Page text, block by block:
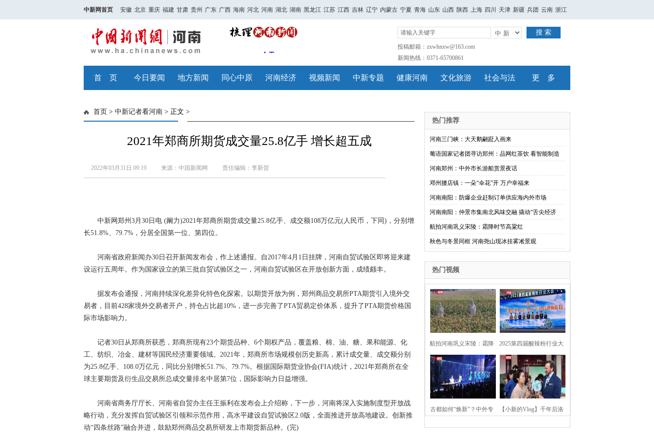
中新网首页 安徽 北京 重庆 福建 甘肃 贵州 广东 广西 海南 河北 河南 湖北 湖南 黑龙江 江苏 江西 吉林 辽宁 内蒙古 宁夏 青海 山东 山西 陕西 上海 四川 天津 新疆 兵团 云南 浙江
搜 索
投稿邮箱：zxwhnxw@163.com
新闻热线：0371-65700861
首 页 今日要闻 地方新闻 同心中原 河南经济 视频新闻 中新专题 健康河南 文化旅游 社会与法 更 多
首页 > 中新记者看河南 > 正文 >
2021年郑商所期货成交量25.8亿手 增长超五成
2022年03月31日 09:19 来源：中国新闻网 责任编辑：李新贺
中新网郑州3月30日电 (阚力)2021年郑商所期货成交量25.8亿手、成交额108万亿元(人民币，下同)，分别增
长51.8%、79.7%，分居全国第一位、第四位。
河南省政府新闻办30日召开新闻发布会，作上述通报。自2017年4月1日挂牌，河南自贸试验区即将迎来建
设运行五周年。作为国家设立的第三批自贸试验区之一，河南自贸试验区在开放创新方面，成绩颇丰。
据发布会通报，河南持续深化差异化特色化探索。以期货开放为例，郑州商品交易所PTA期货引入境外交
易者，目前428家境外交易者开户，持仓占比超10%，进一步完善了PTA贸易定价体系，提升了PTA期货价格国
际市场影响力。
记者30日从郑商所获悉，郑商所现有23个期货品种、6个期权产品，覆盖粮、棉、油、糖、果和能源、化
工、纺织、冶金、建材等国民经济重要领域。2021年，郑商所市场规模创历史新高，累计成交量、成交额分别
为25.8亿手、108.0万亿元，同比分别增长51.7%、79.7%。根据国际期货业协会(FIA)统计，2021年郑商所在全
球主要期货及衍生品交易所总成交量排名中居第7位，国际影响力日益增强。
河南省商务厅厅长、河南省自贸办主任王振利在发布会上介绍称，下一步，河南将深入实施制度型开放战
略行动，充分发挥自贸试验区引领和示范作用，高水平建设自贸试验区2.0版，全面推进开放高地建设。创新推
动“四条丝路”融合并进，鼓励郑州商品交易所研发上市期货新品种。(完)
热门推荐
河南三门峡：大天鹅翩跹入画来
葡语国家记者团寻访郑州：品网红茶饮 看智能制造
河南郑州：中外市长游船赏景夜话
邓州腰店镇：一朵“伞花”开 万户幸福来
河南南阳：防爆企业赶制订单供应海内外市场
河南南阳：仲景市集南北风味交融 撬动“舌尖经济
航拍河南巩义宋陵：霜降时节高粱红
秋色与冬景同框 河南尧山现冰挂雾凇景观
热门视频
航拍河南巩义宋陵：霜降
时节高粱红
2025第四届酸辣粉行业大
会在河南开封举行
古都如何“焕新”？中外专 【小新的Vlog】千年后洛